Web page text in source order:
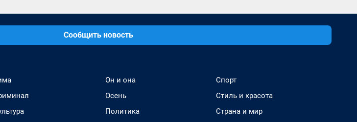
Сообщить новость
Он и она
Осень
Политика
Спорт
Стиль и красота
Страна и мир